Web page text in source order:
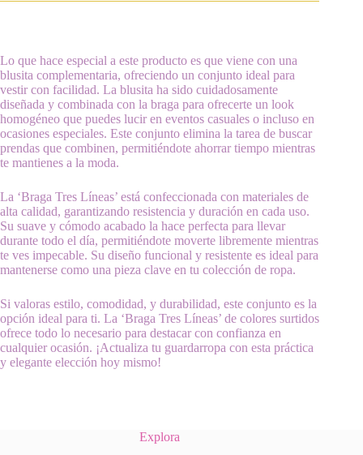
Lo que hace especial a este producto es que viene con una
blusita complementaria, ofreciendo un conjunto ideal para
vestir con facilidad. La blusita ha sido cuidadosamente
diseñada y combinada con la braga para ofrecerte un look
homogéneo que puedes lucir en eventos casuales o incluso en
ocasiones especiales. Este conjunto elimina la tarea de buscar
prendas que combinen, permitiéndote ahorrar tiempo mientras
te mantienes a la moda.
La ‘Braga Tres Líneas’ está confeccionada con materiales de
alta calidad, garantizando resistencia y duración en cada uso.
Su suave y cómodo acabado la hace perfecta para llevar
durante todo el día, permitiéndote moverte libremente mientras
te ves impecable. Su diseño funcional y resistente es ideal para
mantenerse como una pieza clave en tu colección de ropa.
Si valoras estilo, comodidad, y durabilidad, este conjunto es la
opción ideal para ti. La ‘Braga Tres Líneas’ de colores surtidos
ofrece todo lo necesario para destacar con confianza en
cualquier ocasión. ¡Actualiza tu guardarropa con esta práctica
y elegante elección hoy mismo!
Explora